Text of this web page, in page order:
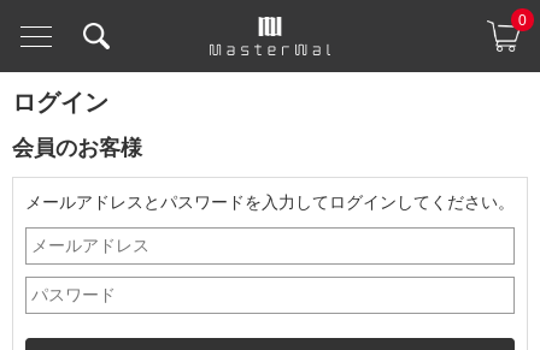
0
ログイン
会員のお客様
メールアドレスとパスワードを入力してログインしてください。